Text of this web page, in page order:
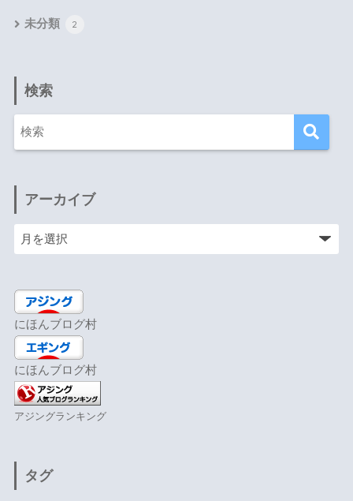
未分類 2
検索
アーカイブ
にほんブログ村
にほんブログ村
アジングランキング
タグ